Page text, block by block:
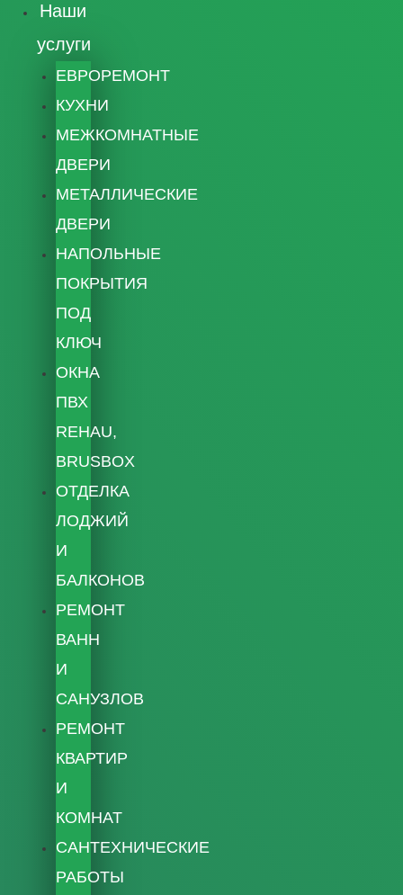
Наши
услуги
ЕВРОРЕМОНТ
КУХНИ
МЕЖКОМНАТНЫЕ
ДВЕРИ
МЕТАЛЛИЧЕСКИЕ
ДВЕРИ
НАПОЛЬНЫЕ
ПОКРЫТИЯ
ПОД
КЛЮЧ
ОКНА
ПВХ
REHAU,
BRUSBOX
ОТДЕЛКА
ЛОДЖИЙ
И
БАЛКОНОВ
РЕМОНТ
ВАНН
И
САНУЗЛОВ
РЕМОНТ
КВАРТИР
И
КОМНАТ
САНТЕХНИЧЕСКИЕ
РАБОТЫ